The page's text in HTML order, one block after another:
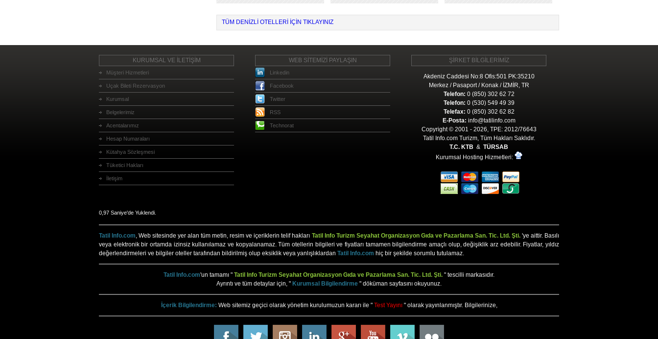
TÜM DENIZLI OTELLERI IÇIN TIKLAYINIZ
KURUMSAL VE İLETİŞİM
Müşteri Hizmetleri
Uçak Bileti Rezervasyon
Kurumsal
Belgelerimiz
Acentalarımız
Hesap Numaraları
Kütahya Sözleşmesi
Tüketici Hakları
İletişim
WEB SİTEMİZİ PAYLAŞIN
Linkedin
Facebook
Twitter
RSS
Technorat
ŞİRKET BİLGİLERİMİZ
Akdeniz Caddesi No:8 Ofis:501 PK:35210
Merkez / Pasaport / Konak / İZMİR, TR
Telefon: 0 (850) 302 62 72
Telefon: 0 (530) 549 49 39
Telefax: 0 (850) 302 62 82
E-Posta: info@tatilinfo.com
Copyright © 2001 - 2026, TPE: 2012/76643
Tatil Info.com Turizm, Tüm Hakları Saklıdır.
T.C. KTB & TÜRSAB
Kurumsal Hosting Hizmetleri:
0,97 Saniye'de Yuklendi.
Tatil Info.com, Web sitesinde yer alan tüm metin, resim ve içeriklerin telif hakları Tatil Info Turizm Seyahat Organizasyon Gıda ve Pazarlama San. Tic. Ltd. Şti.'ye aittir. Basılı
veya elektronik bir ortamda izinsiz kullanılamaz ve kopyalanamaz. Tüm otellerin bilgileri ve fiyatları tamamen bilgilendirme amaçlı olup, değişiklik arz edebilir. Fiyatlar, yıldız
değerlendirmeleri ve bilgiler oteller tarafından bildirilmiş olup eksiklik veya yanlışlıklardan Tatil Info.com hiç bir şekilde sorumlu tutulamaz.
Tatil Info.com'un tamamı " Tatil Info Turizm Seyahat Organizasyon Gıda ve Pazarlama San. Tic. Ltd. Şti. " tescilli markasıdır.
Ayrıntı ve tüm detaylar için, " Kurumsal Bilgilendirme " döküman sayfasını okuyunuz.
İçerik Bilgilendirme: Web sitemiz geçici olarak yönetim kurulumuzun kararı ile " Test Yayını" olarak yayınlanmıştır. Bilgilerinize,